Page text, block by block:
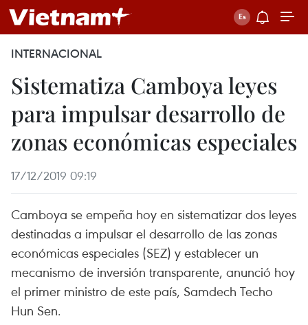
INTERNACIONAL
Sistematiza Camboya leyes
para impulsar desarrollo de
zonas económicas especiales
17/12/2019 09:19
Camboya se empeña hoy en sistematizar dos leyes
destinadas a impulsar el desarrollo de las zonas
económicas especiales (SEZ) y establecer un
mecanismo de inversión transparente, anunció hoy
el primer ministro de este país, Samdech Techo
Hun Sen.